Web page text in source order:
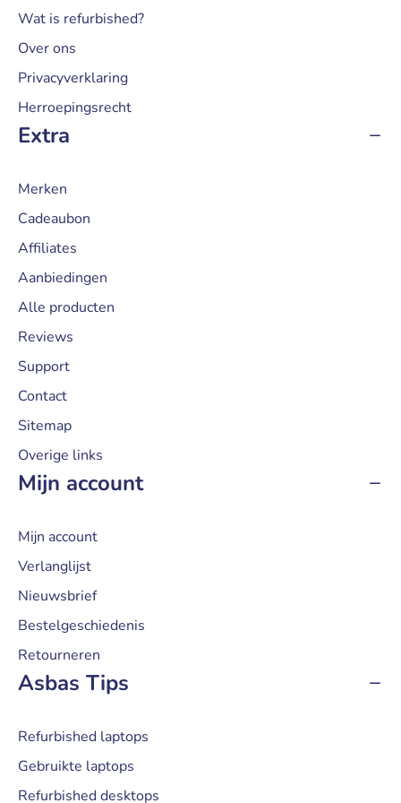
Wat is refurbished?
Over ons
Privacyverklaring
Herroepingsrecht
Extra
Merken
Cadeaubon
Affiliates
Aanbiedingen
Alle producten
Reviews
Support
Contact
Sitemap
Overige links
Mijn account
Mijn account
Verlanglijst
Nieuwsbrief
Bestelgeschiedenis
Retourneren
Asbas Tips
Refurbished laptops
Gebruikte laptops
Refurbished desktops